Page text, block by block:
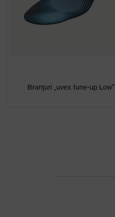
infiltrării
Branţuri „uvex tune-up Low”